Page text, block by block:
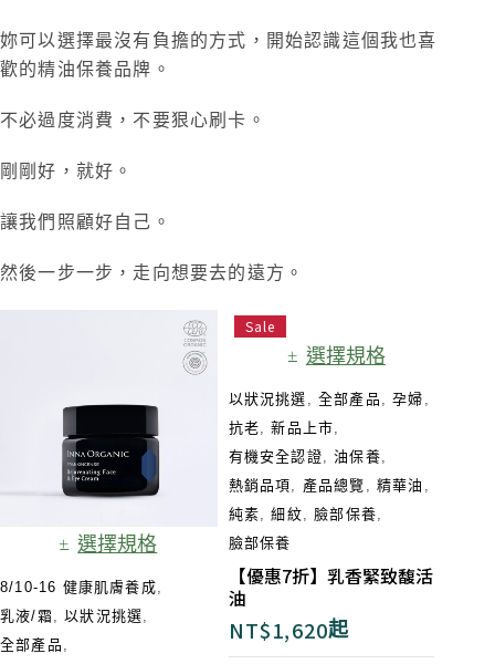
​妳可以選擇最沒有負擔的方式，開始認識這個我也喜
歡的精油保養品牌。
不必過度消費，不要狠心刷卡。
剛剛好，就好。
讓我們照顧好自己。
然後一步一步，走向想要去的遠方。
選擇規格
8/10-16 健康肌膚養成,
乳液/霜 ,以狀況挑選,
全部產品 ,
Sale
選擇規格
以狀況挑選 全部產品 ,孕婦
抗老 ,新品上市
有機安全認證 ,油保養
熱銷品項
產品總覽 ,精華油
純素 ,細紋 臉部保養
臉部保養
【優惠7折】乳香緊致馥活
油
NT$1,620起